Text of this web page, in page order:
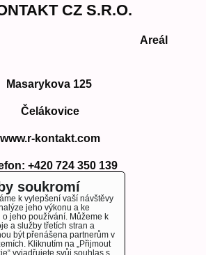
CZ S.R.O.
Masarykova 125
Čelákovice
www.r-kontakt.com
+420 724 350 139
info@r-kontakt.com
kontakt.com
soukromí
k vylepšení vaší návštěvy
jeho výkonu a ke
jeho používání. Můžeme k
a služby třetích stran a
být přenášena partnerům v
Kliknutím na „Přijmout
vyjadřujete svůj souhlas s